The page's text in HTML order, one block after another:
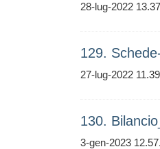
28-lug-2022
129.
27-lug-2022
130.
3-gen-2023